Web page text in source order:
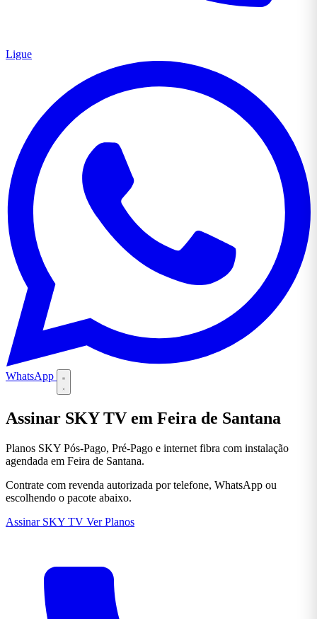
Ligue
WhatsApp
Assinar SKY TV em Feira de Santana
Planos SKY Pós-Pago, Pré-Pago e internet fibra com instalação
agendada em Feira de Santana.
Contrate com revenda autorizada por telefone, WhatsApp ou
escolhendo o pacote abaixo.
Assinar SKY TV Ver Planos